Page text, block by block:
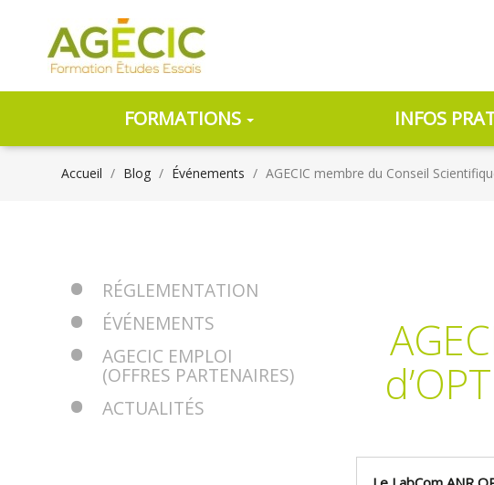
FORMATIONS INFOS
Accueil Blog Événements AGECIC membre du Conseil
RÉGLEMENTATION
ÉVÉNEMENTS
AGECIC EMPLOI
(OFFRES PARTENAIRES)
ACTUALITÉS